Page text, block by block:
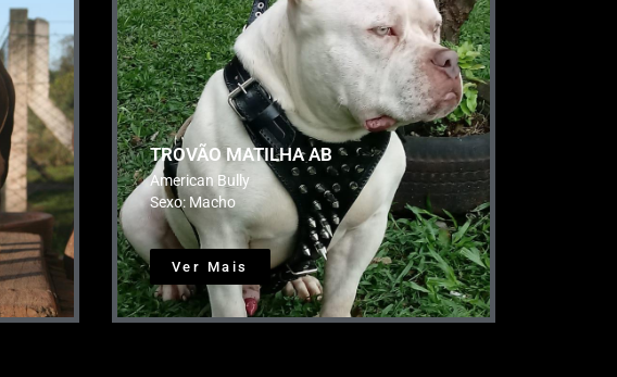
TROVÃO MATILHA AB
American Bully
Sexo: Macho
Ver Mais